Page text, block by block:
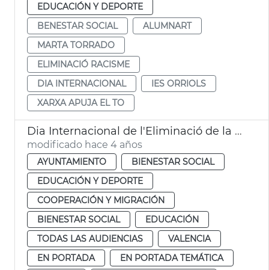
EDUCACIÓN Y DEPORTE
BENESTAR SOCIAL
ALUMNART
MARTA TORRADO
ELIMINACIÓ RACISME
DIA INTERNACIONAL
IES ORRIOLS
XARXA APUJA EL TO
Dia Internacional de l'Eliminació de la Discriminació Racial
modificado hace 4 años
AYUNTAMIENTO
BIENESTAR SOCIAL
EDUCACIÓN Y DEPORTE
COOPERACIÓN Y MIGRACIÓN
BIENESTAR SOCIAL
EDUCACIÓN
TODAS LAS AUDIENCIAS
VALENCIA
EN PORTADA
EN PORTADA TEMÁTICA